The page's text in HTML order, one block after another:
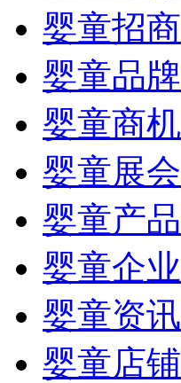
婴童招商
婴童品牌
婴童商机
婴童展会
婴童产品
婴童企业
婴童资讯
婴童店铺